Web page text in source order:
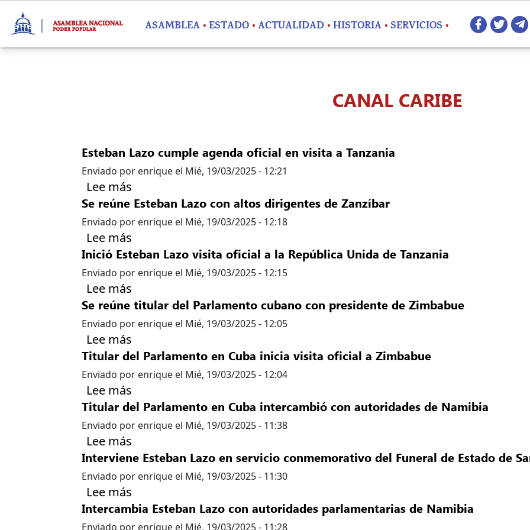
ASAMBLEA ESTADO ACTUALIDAD HISTORIA SERVICIOS
CANAL CARIBE
Esteban Lazo cumple agenda oficial en visita a Tanzania
Enviado por enrique el Mié, 19/03/2025 - 12:21
Lee más
Se reúne Esteban Lazo con altos dirigentes de Zanzíbar
Enviado por enrique el Mié, 19/03/2025 - 12:18
Lee más
Inició Esteban Lazo visita oficial a la República Unida de Tanzania
Enviado por enrique el Mié, 19/03/2025 - 12:15
Lee más
Se reúne titular del Parlamento cubano con presidente de Zimbabue
Enviado por enrique el Mié, 19/03/2025 - 12:05
Lee más
Titular del Parlamento en Cuba inicia visita oficial a Zimbabue
Enviado por enrique el Mié, 19/03/2025 - 12:04
Lee más
Titular del Parlamento en Cuba intercambió con autoridades de Namibia
Enviado por enrique el Mié, 19/03/2025 - 11:38
Lee más
Interviene Esteban Lazo en servicio conmemorativo del Funeral de Estado de
Enviado por enrique el Mié, 19/03/2025 - 11:30
Lee más
Intercambia Esteban Lazo con autoridades parlamentarias de Namibia
Enviado por enrique el Mié, 19/03/2025 - 11:28